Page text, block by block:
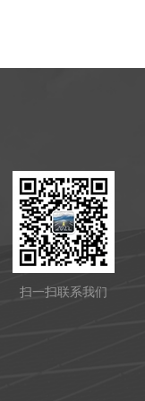
扫一扫联系我们